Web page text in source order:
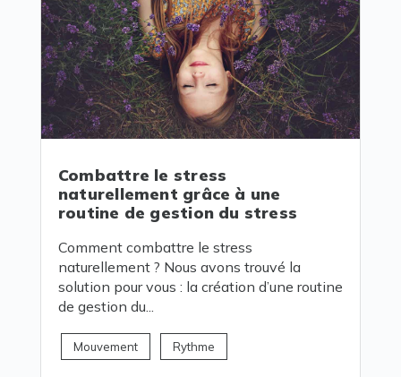
Combattre le stress
naturellement grâce à une
routine de gestion du stress
Comment combattre le stress
naturellement ? Nous avons trouvé la
solution pour vous : la création d’une routine
de gestion du...
Mouvement Rythme